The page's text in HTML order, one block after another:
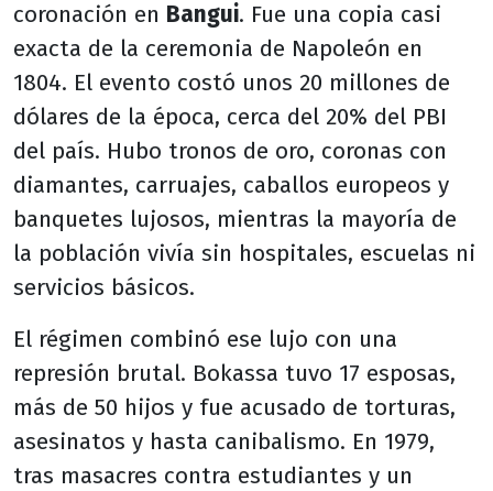
coronación en Bangui. Fue una copia casi
exacta de la ceremonia de Napoleón en
1804. El evento costó unos 20 millones de
dólares de la época, cerca del 20% del PBI
del país. Hubo tronos de oro, coronas con
diamantes, carruajes, caballos europeos y
banquetes lujosos, mientras la mayoría de
la población vivía sin hospitales, escuelas ni
servicios básicos.
El régimen combinó ese lujo con una
represión brutal. Bokassa tuvo 17 esposas,
más de 50 hijos y fue acusado de torturas,
asesinatos y hasta canibalismo. En 1979,
tras masacres contra estudiantes y un